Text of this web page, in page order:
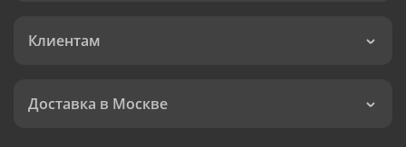
Клиентам
Доставка в Москве